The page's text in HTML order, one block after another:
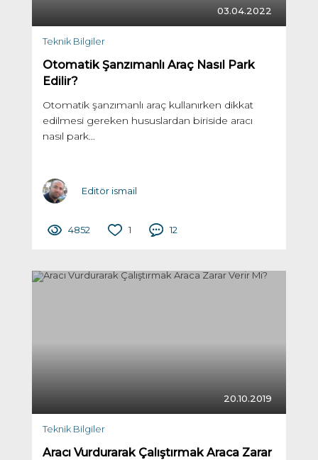
03.04.2022
Teknik Bilgiler
Otomatik Şanzımanlı Araç Nasıl Park
Edilir?
Otomatik şanzımanlı araç kullanırken dikkat
edilmesi gereken hususlardan biriside aracı
nasıl park...
Editör ismail
4852 1 12
20.10.2019
Teknik Bilgiler
Aracı Vurdurarak Çalıştırmak Araca Zarar